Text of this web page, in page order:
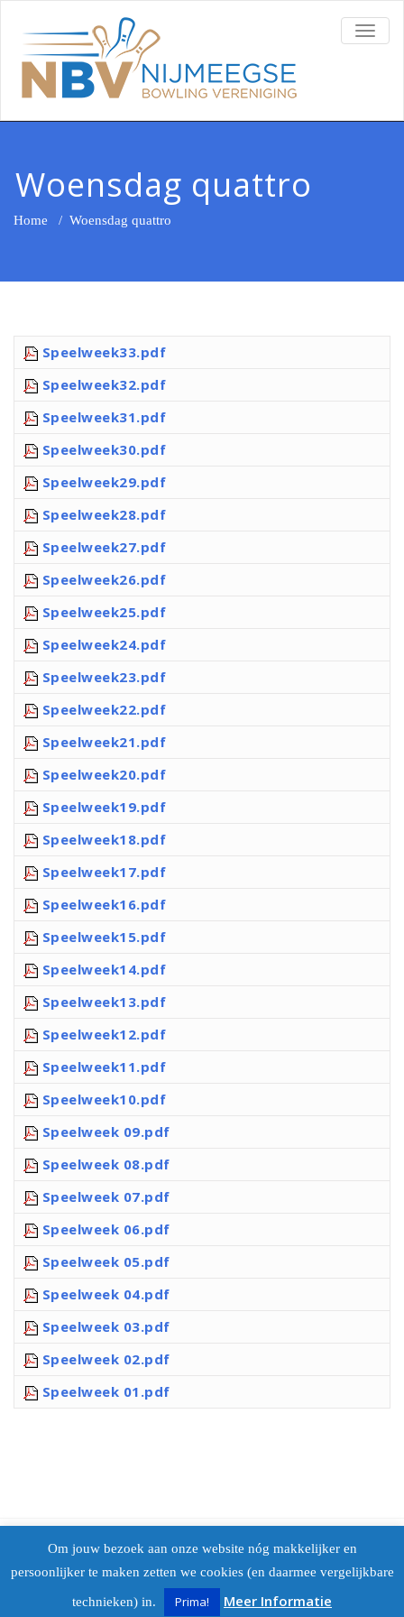
Woensdag quattro
Home / Woensdag quattro
Speelweek33.pdf
Speelweek32.pdf
Speelweek31.pdf
Speelweek30.pdf
Speelweek29.pdf
Speelweek28.pdf
Speelweek27.pdf
Speelweek26.pdf
Speelweek25.pdf
Speelweek24.pdf
Speelweek23.pdf
Speelweek22.pdf
Speelweek21.pdf
Speelweek20.pdf
Speelweek19.pdf
Speelweek18.pdf
Speelweek17.pdf
Speelweek16.pdf
Speelweek15.pdf
Speelweek14.pdf
Speelweek13.pdf
Speelweek12.pdf
Speelweek11.pdf
Speelweek10.pdf
Speelweek 09.pdf
Speelweek 08.pdf
Speelweek 07.pdf
Speelweek 06.pdf
Speelweek 05.pdf
Speelweek 04.pdf
Speelweek 03.pdf
Speelweek 02.pdf
Speelweek 01.pdf
Nijmeegse Bowling Vereniging © 2024
Om jouw bezoek aan onze website nóg makkelijker en
persoonlijker te maken zetten we cookies (en daarmee vergelijkbare
technieken) in. Prima! Meer Informatie